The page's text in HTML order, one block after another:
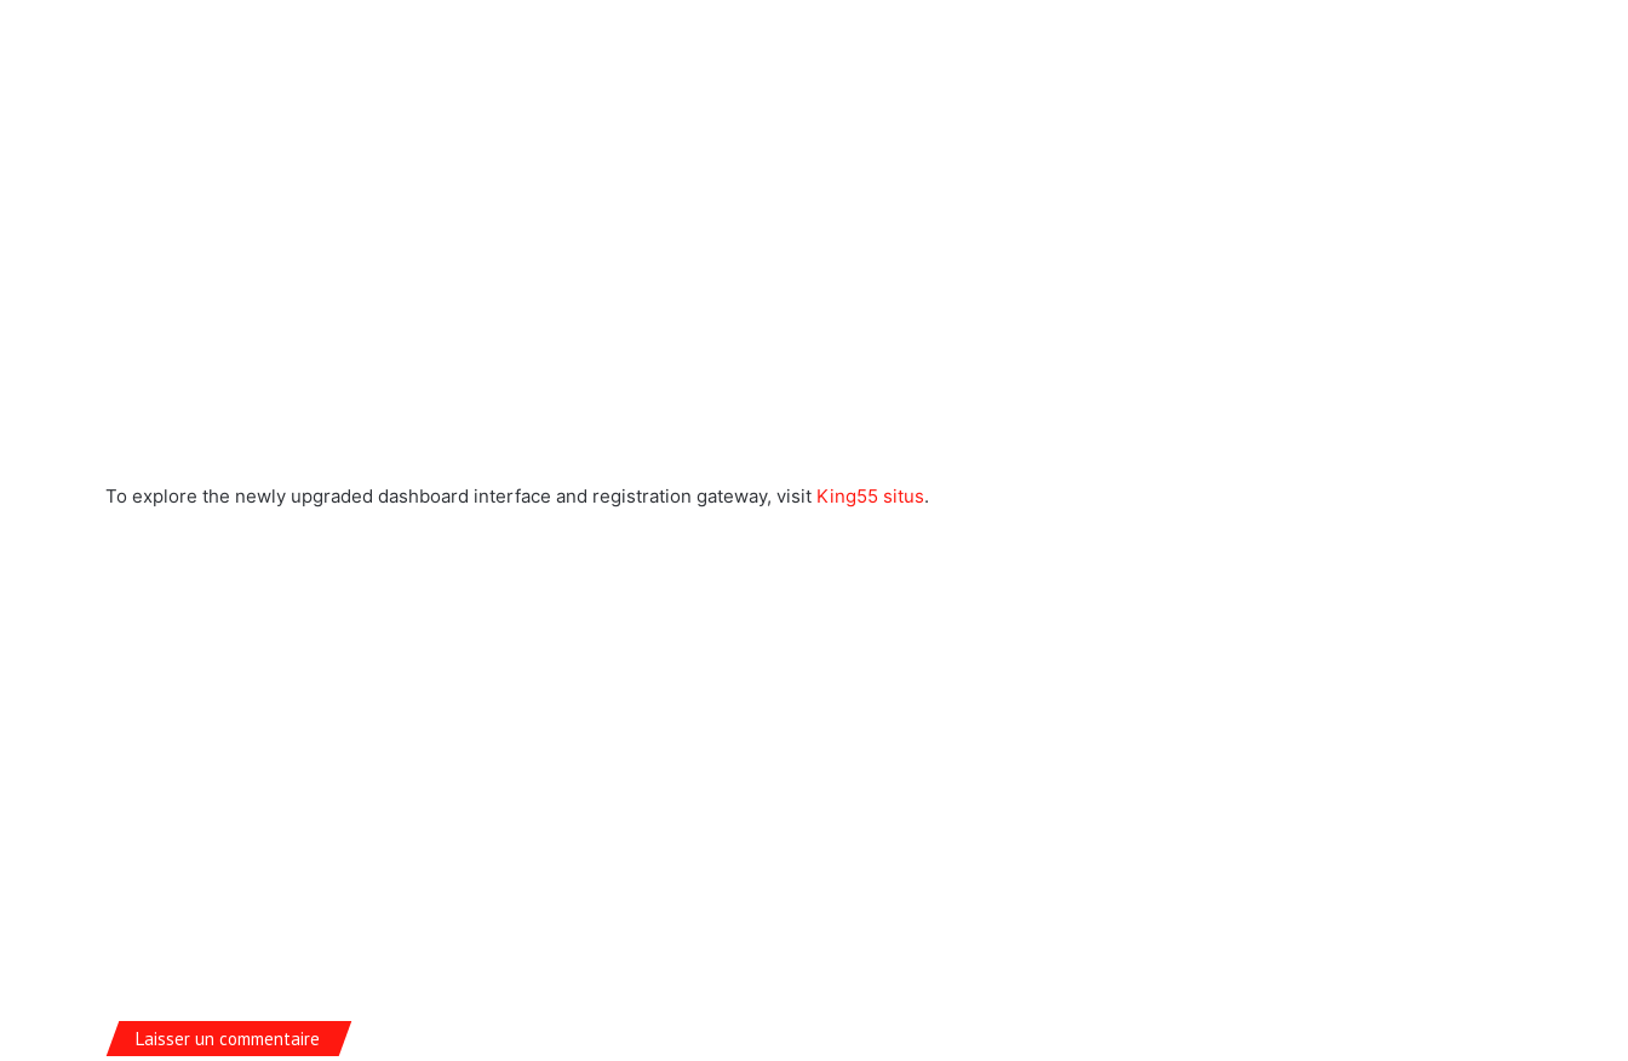
To explore the newly upgraded dashboard interface and registration gateway, visit King55 situs.
Laisser un commentaire